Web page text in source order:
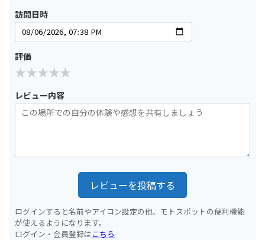
訪問日時
評価
レビュー内容
レビューを投稿する
ログインすると名前やアイコン設定の他、モトスポットの便利機能
が使えるようになります。
ログイン・会員登録はこちら